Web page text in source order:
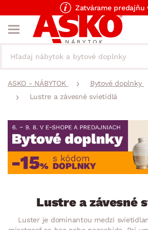
Zatvárame predajňu
ASKO - NÁBYTOK Bytové doplnky
Lustre a závesné svietidlá
Lustre a závesné
Luster je dominantou medzi